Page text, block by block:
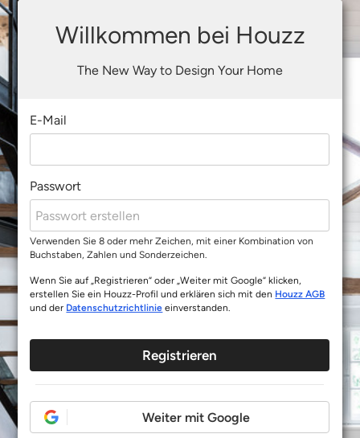
Willkommen bei Houzz
The New Way to Design Your Home
E-Mail
Passwort
Verwenden Sie 8 oder mehr Zeichen, mit einer Kombination von
Buchstaben, Zahlen und Sonderzeichen.
Wenn Sie auf „Registrieren“ oder „Weiter mit Google“ klicken,
erstellen Sie ein Houzz-Profil und erklären sich mit den Houzz AGB
und der Datenschutzrichtlinie einverstanden.
Registrieren
Weiter mit Google